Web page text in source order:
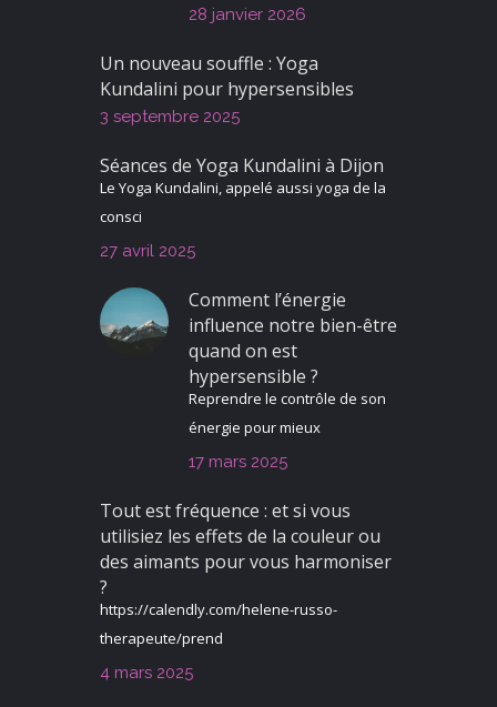
28 janvier 2026
Un nouveau souffle : Yoga
Kundalini pour hypersensibles
3 septembre 2025
Séances de Yoga Kundalini à Dijon
Le Yoga Kundalini, appelé aussi yoga de la
consci
27 avril 2025
Comment l’énergie
influence notre bien-être
quand on est
hypersensible ?
Reprendre le contrôle de son
énergie pour mieux
17 mars 2025
Tout est fréquence : et si vous
utilisiez les effets de la couleur ou
des aimants pour vous harmoniser
?
https://calendly.com/helene-russo-
therapeute/prend
4 mars 2025